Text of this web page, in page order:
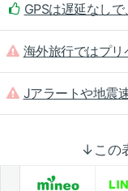
GPSは遅延なし
海外旅行ではプリ
Jアラートや地震
↓この